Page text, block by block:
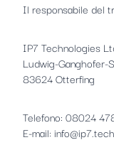
Il responsabile del
IP7 Technologies
Ludwig-Ganghofer-
83624 Otterfing
Telefono: 08024
E-mail: info@ip7.tech